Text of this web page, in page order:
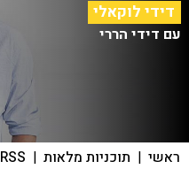
דידי לוקאלי
עם דידי הררי
ראשי | תוכניות מלאות |
RSS